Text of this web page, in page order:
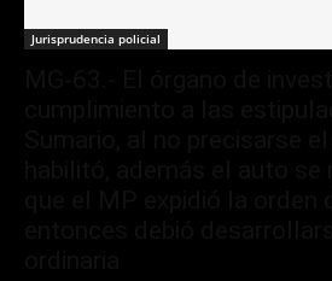
Jurisprudencia policial